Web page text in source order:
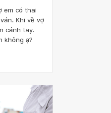
em có thai
Khi về vợ
cánh tay.
không ạ?